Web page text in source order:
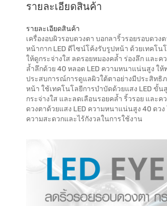
รายละเอียดสินค้า
รายละเอียดสินค้า
เครื่องอบผิวรอบดวงตา บอกลาริ้วรอยรอบดวง
หน้ากาก LED ดีไซน์โค้งรับรูปหน้า ด้วยเทคโน
ให้ดูกระจ่างใส ลดรอยหมองคล้ำ ร่องลึก และ
ล้ำลึกด้วย 40 หลอด LED ความหนาแน่นสูง ใ
ประสบการณ์การดูแลผิวใต้ตาอย่างมีประสิทธิ
หน้า ใช้เทคโนโลยีการบำบัดด้วยแสง LED ขั้
กระจ่างใส และลดเลือนรอยคล้ำ ริ้วรอย และ
ดวงตาด้วยแสง LED ความหนาแน่นสูง 40 ดว
ความสะดวกและไร้กังวลในการใช้งาน